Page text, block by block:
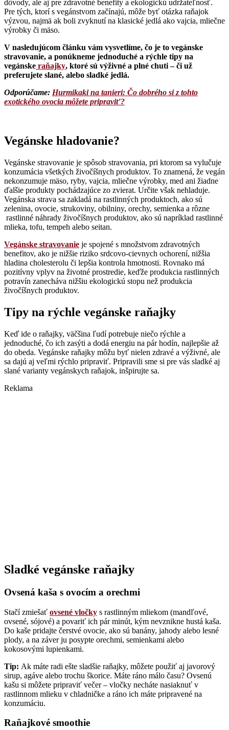
dôvody, ale aj pre zdravotné benefity a ekologickú udržateľnosť.
Pre tých, ktorí s vegánstvom začínajú, môže byť otázka raňajok
výzvou, najmä ak boli zvyknutí na klasické jedlá ako vajcia, mliečne
výrobky či mäso.
V nasledujúcom článku vám vysvetlíme, čo je to vegánske
stravovanie, a ponúkneme jednoduché a rýchle tipy na
vegánske raňajky, ktoré sú výživné a plné chuti – či už
preferujete slané, alebo sladké jedlá.
Odporúčame: Hurmikaki na tanieri: Čo dobrého si z tohto
exotického ovocia môžete pripraviť?
Vegánske hladovanie?
Vegánske stravovanie je spôsob stravovania, pri ktorom sa vylučuje
konzumácia všetkých živočíšnych produktov. To znamená, že vegán
nekonzumuje mäso, ryby, vajcia, mliečne výrobky, med ani žiadne
ďalšie produkty pochádzajúce zo zvierat. Určite však nehladuje.
Vegánska strava sa zakladá na rastlinných produktoch, ako sú
zelenina, ovocie, strukoviny, obilniny, orechy, semienka a rôzne
rastlinné náhrady živočíšnych produktov, ako sú napríklad rastlinné
mlieka, tofu, tempeh alebo seitan.
Vegánske stravovanie je spojené s množstvom zdravotných
benefitov, ako je nižšie riziko srdcovo-cievnych ochorení, nižšia
hladina cholesterolu či lepšia kontrola hmotnosti. Rovnako má
pozitívny vplyv na životné prostredie, keďže produkcia rastlinných
potravín zanecháva nižšiu ekologickú stopu než produkcia
živočíšnych produktov.
Tipy na rýchle vegánske raňajky
Keď ide o raňajky, väčšina ľudí potrebuje niečo rýchle a
jednoduché, čo ich zasýti a dodá energiu na pár hodín, najlepšie až
do obeda. Vegánske raňajky môžu byť nielen zdravé a výživné, ale
sa dajú aj veľmi rýchlo pripraviť. Pripravili sme si pre vás sladké aj
slané varianty vegánskych raňajok, inšpirujte sa.
Reklama
Sladké vegánske raňajky
Ovsená kaša s ovocím a orechmi
Stačí zmiešať ovsené vločky s rastlinným mliekom (mandľové,
ovsené, sójové) a povariť ich pár minút, kým nevznikne hustá kaša.
Do kaše pridajte čerstvé ovocie, ako sú banány, jahody alebo lesné
plody, a na záver ju posypte orechmi, semienkami alebo
kokosovými lupienkami.
Tip: Ak máte radi ešte sladšie raňajky, môžete použiť aj javorový
sirup, agáve alebo trochu škorice. Máte ráno málo času? Ovsenú
kašu si môžete pripraviť večer – vločky necháte nasiaknuť v
rastlinnom mlieku v chladničke a ráno ich máte pripravené na
konzumáciu.
Raňajkové smoothie